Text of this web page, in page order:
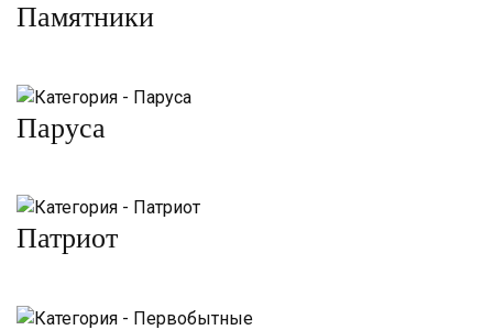
Памятники
Паруса
Патриот